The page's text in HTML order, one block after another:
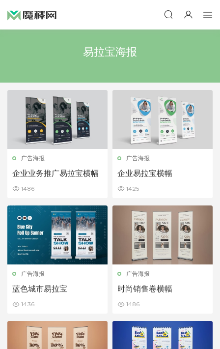
易拉宝海报
广告海报
企业业务推广易拉宝横幅
1486
广告海报
企业易拉宝横幅
1425
广告海报
蓝色城市易拉宝
1436
广告海报
时尚销售卷横幅
1486